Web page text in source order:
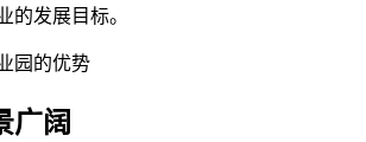
的发展目标。
园的优势
广阔